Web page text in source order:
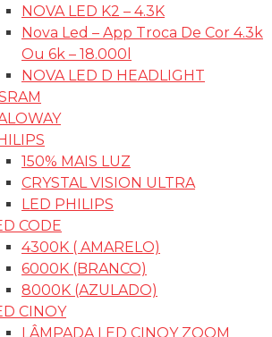
NOVA LED K2 – 4.3K
Nova Led – App Troca De Cor 4.3k
Ou 6k – 18.000l
NOVA LED D HEADLIGHT
150% MAIS LUZ
CRYSTAL VISION ULTRA
LED PHILIPS
CODE
4300K ( AMARELO)
6000K (BRANCO)
8000K (AZULADO)
CINOY
LÂMPADA LED CINOY ZOOM